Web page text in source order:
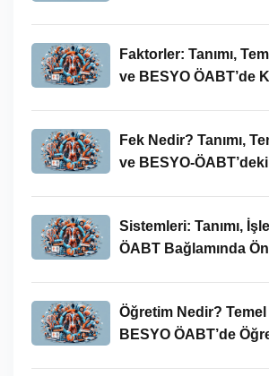
Faktorler: Tanımı,
ve BESYO ÖABT’de
Fek Nedir? Tanımı,
ve BESYO-
Sistemleri: Tanımı,
ÖABT Bağlamında
Öğretim Nedir? Temel
BESYO ÖABT’de